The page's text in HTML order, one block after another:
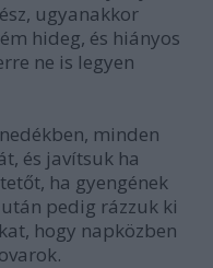
ugyanakkor
hideg, és hiányos
ne is legyen
minden
és javítsuk ha
ha gyengének
pedig rázzuk ki
hogy napközben